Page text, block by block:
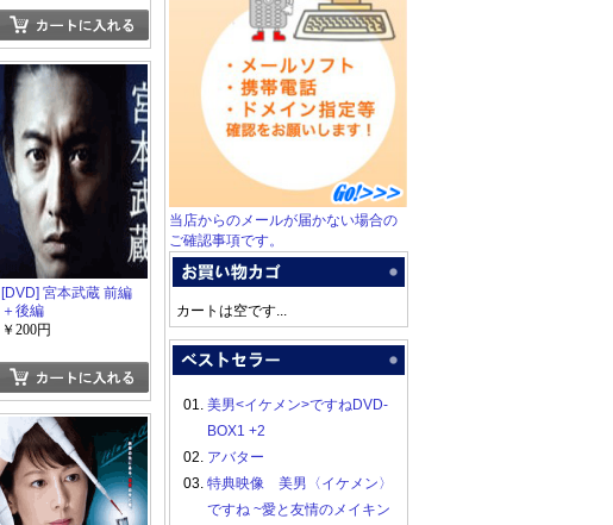
[DVD] 宮本武蔵 前編
＋後編
￥200円
当店からのメールが届かない場合の
ご確認事項です。
カートは空です...
01. 美男<イケメン>ですねDVD-
BOX1 +2
02. アバター
03. 特典映像 美男〈イケメン〉
ですね ~愛と友情のメイキン